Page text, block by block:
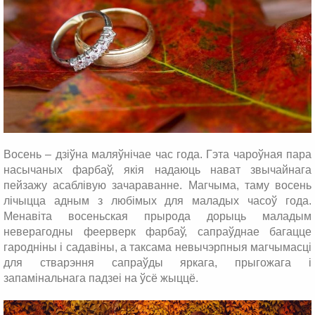
Восень – дзіўна маляўнічае час года. Гэта чароўная пара
насычаных фарбаў, якія надаюць нават звычайнага
пейзажу асаблівую зачараванне. Магчыма, таму восень
лічыцца адным з любімых для маладых часоў года.
Менавіта восеньская прырода дорыць маладым
неверагодны феерверк фарбаў, сапраўднае багацце
гародніны і садавіны, а таксама невычэрпныя магчымасці
для стварэння сапраўды яркага, прыгожага і
запамінальнага падзеі на ўсё жыццё.